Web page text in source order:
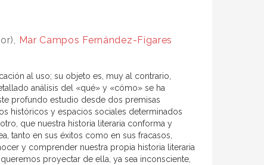
Mar Campos Fernández-Fígares
al uso; su objeto es, muy al contrario,
análisis del «qué» y «cómo» se ha
profundo estudio desde dos premisas
históricos y espacios sociales determinados
que nuestra historia literaria conforma y
tanto en sus éxitos como en sus fracasos,
y comprender nuestra propia historia literaria
proyectar de ella, ya sea inconsciente,